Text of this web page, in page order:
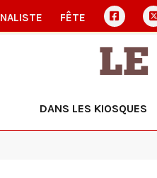
FÊTE
DANS LES KIOSQUES